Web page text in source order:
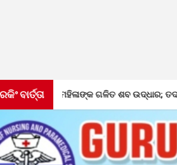
ବାର୍ତ୍ତା
ଗଳିତ ଶବ ଉଦ୍ଧାର; ତଦନ୍ତ ଜାରି